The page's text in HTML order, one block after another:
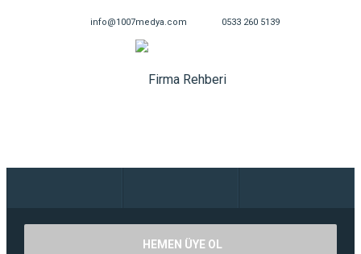
info@1007medya.com 0533 260 5139
HEMEN ÜYE OL